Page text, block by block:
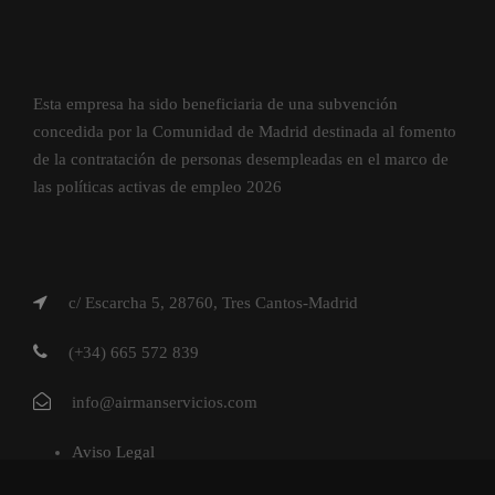
Esta empresa ha sido beneficiaria de una subvención
concedida por la Comunidad de Madrid destinada al fomento
de la contratación de personas desempleadas en el marco de
las políticas activas de empleo 2026
c/ Escarcha 5, 28760, Tres Cantos-Madrid
(+34) 665 572 839
info@airmanservicios.com
Aviso Legal